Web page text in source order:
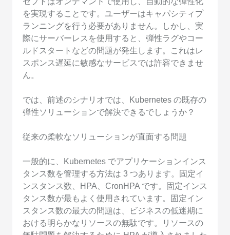
を実現することです。ユーザーはキャパシティプ
ランニングを行う必要がありません。しかし、実
際にサーバーレスを使用すると、弾性ラグやコー
ルドスタートなどの問題が発生します。これはレ
スポンス遅延に敏感なサービスでは許容できませ
ん。
では、前述のシナリオでは、Kubernetes の既存の
弾性ソリューションで解決できるでしょうか？
従来の柔軟なソリューションが直面する問題
一般的に、Kubernetes でアプリケーションインス
タンス数を管理する方法は 3 つあります。固定イ
ンスタンス数、HPA、CronHPA です。固定インス
タンス数が最もよく使用されています。固定イン
スタンス数の最大の問題は、ビジネスの低迷期に
おける明らかなリソースの無駄です。リソースの